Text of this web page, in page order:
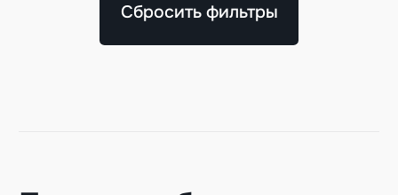
Сбросить фильтры